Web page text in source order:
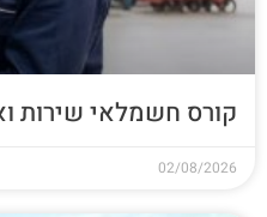
קורס חשמלאי שירות
02/08/2026